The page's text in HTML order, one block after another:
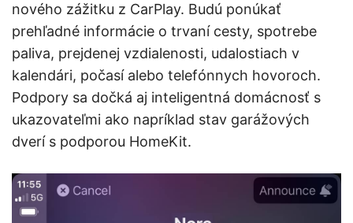
nového zážitku z CarPlay. Budú ponúkať
prehľadné informácie o trvaní cesty, spotrebe
paliva, prejdenej vzdialenosti, udalostiach v
kalendári, počasí alebo telefónnych hovoroch.
Podpory sa dočká aj inteligentná domácnosť s
ukazovateľmi ako napríklad stav garážových
dverí s podporou HomeKit.